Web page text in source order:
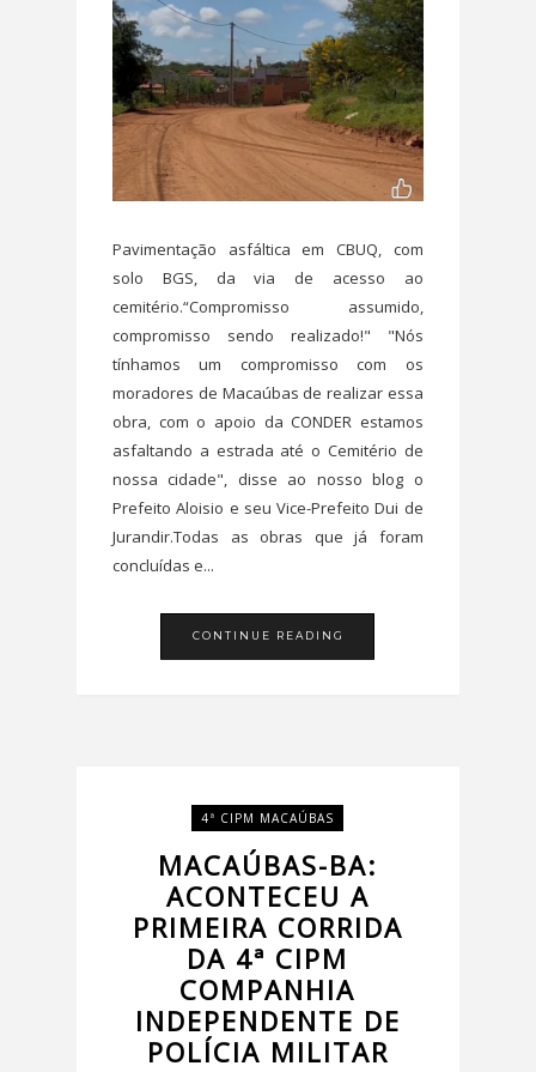
Pavimentação asfáltica em CBUQ, com
solo BGS, da via de acesso ao
cemitério.“Compromisso assumido,
compromisso sendo realizado!" "Nós
tínhamos um compromisso com os
moradores de Macaúbas de realizar essa
obra, com o apoio da CONDER estamos
asfaltando a estrada até o Cemitério de
nossa cidade", disse ao nosso blog o
Prefeito Aloisio e seu Vice-Prefeito Dui de
Jurandir.Todas as obras que já foram
concluídas e...
CONTINUE READING
4ª CIPM MACAÚBAS
MACAÚBAS-BA:
ACONTECEU A
PRIMEIRA CORRIDA
DA 4ª CIPM
COMPANHIA
INDEPENDENTE DE
POLÍCIA MILITAR